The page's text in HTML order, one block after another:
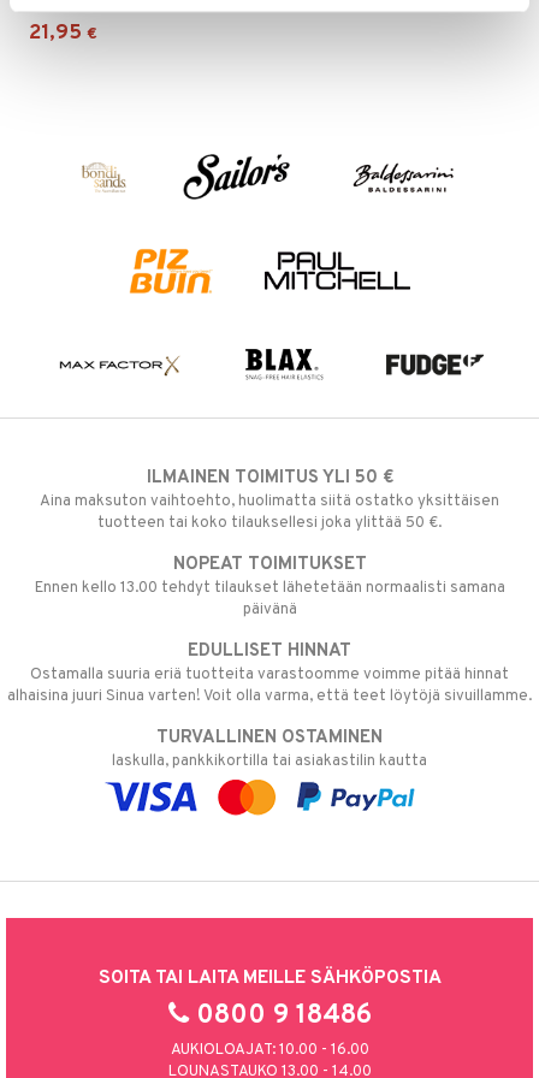
21,95 €
ILMAINEN TOIMITUS YLI 50 €
Aina maksuton vaihtoehto, huolimatta siitä ostatko yksittäisen
tuotteen tai koko tilauksellesi joka ylittää 50 €.
NOPEAT TOIMITUKSET
Ennen kello 13.00 tehdyt tilaukset lähetetään normaalisti samana
päivänä
EDULLISET HINNAT
Ostamalla suuria eriä tuotteita varastoomme voimme pitää hinnat
alhaisina juuri Sinua varten! Voit olla varma, että teet löytöjä sivuillamme.
TURVALLINEN OSTAMINEN
laskulla, pankkikortilla tai asiakastilin kautta
SOITA TAI LAITA MEILLE SÄHKÖPOSTIA
0800 9 18486
AUKIOLOAJAT: 10.00 - 16.00
LOUNASTAUKO 13.00 - 14.00